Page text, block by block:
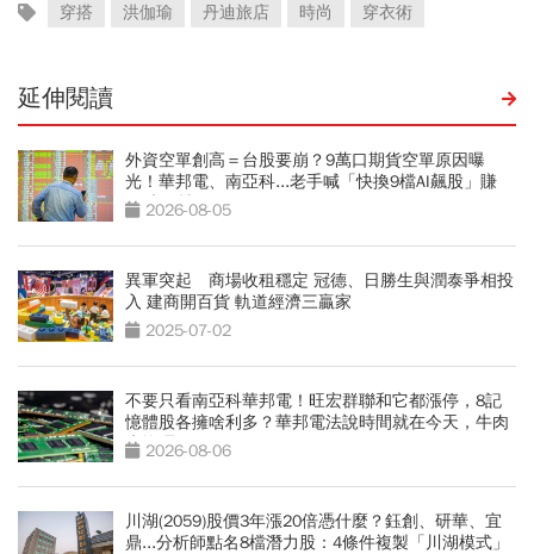
穿搭 洪伽瑜 丹迪旅店 時尚 穿衣術
延伸閱讀
外資空單創高＝台股要崩？9萬口期貨空單原因曝
光！華邦電、南亞科...老手喊「快換9檔AI飆股」賺
Q3大行情
2026-08-05
異軍突起 商場收租穩定 冠德、日勝生與潤泰爭相投
入 建商開百貨 軌道經濟三贏家
2025-07-02
不要只看南亞科華邦電！旺宏群聯和它都漲停，8記
憶體股各擁啥利多？華邦電法說時間就在今天，牛肉
大塊嗎
2026-08-06
川湖(2059)股價3年漲20倍憑什麼？鈺創、研華、宜
鼎...分析師點名8檔潛力股：4條件複製「川湖模式」